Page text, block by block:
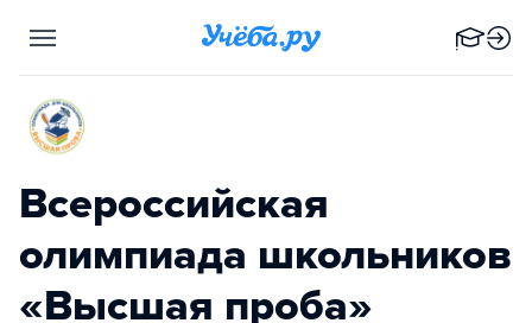
Всероссийская
олимпиада школьников
«Высшая проба»